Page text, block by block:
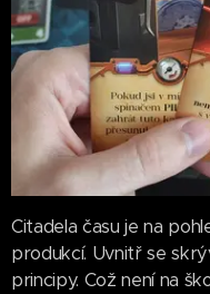
Citadela času je na
produkcí. Uvnitř se
principy. Což není na